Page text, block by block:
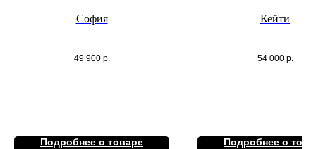
София
49 900 р.
Подробнее о товаре
Кейти
54 000 р.
Подробнее о